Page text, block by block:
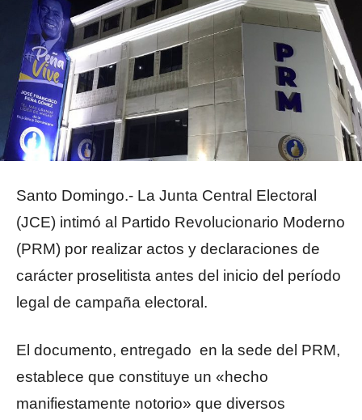
Santo Domingo.- La Junta Central Electoral
(JCE) intimó al Partido Revolucionario Moderno
(PRM) por realizar actos y declaraciones de
carácter proselitista antes del inicio del período
legal de campaña electoral.
El documento, entregado en la sede del PRM,
establece que constituye un «hecho
manifiestamente notorio» que diversos